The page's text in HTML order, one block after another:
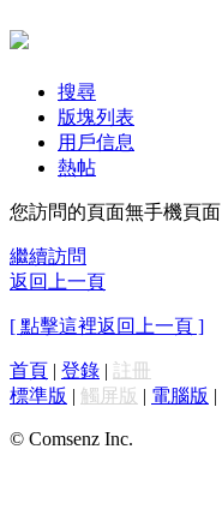
搜尋
版塊列表
用戶信息
熱帖
您訪問的頁面無手機頁
繼續訪問
返回上一頁
[ 點擊這裡返回上一頁 ]
首頁 | 登錄 | 註冊
標準版 | 觸屏版 | 電腦版 |
© Comsenz Inc.